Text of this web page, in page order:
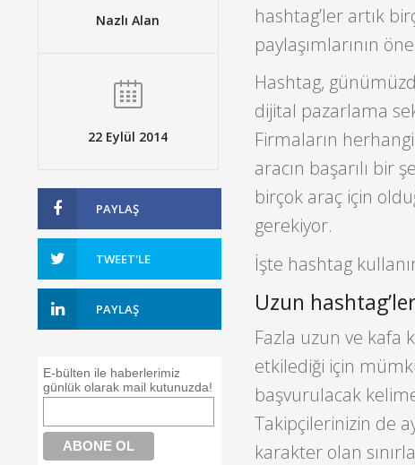
Nazlı Alan
22 Eylül 2014
PAYLAŞ
TWEET'LE
PAYLAŞ
E-bülten ile haberlerimiz
günlük olarak mail kutunuzda!
hashtag’ler artık
paylaşımlarının
Hashtag,
dijital pazarlama
Firmaların
aracın başarılı bir
birçok araç için
gerekiyor.
İşte hashtag
Uzun
Fazla uzun ve kafa
etkilediği için
başvurulacak
Takipçilerinizin de
karakter olan